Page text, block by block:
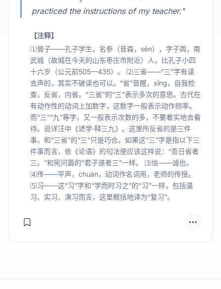
practiced the instructions of my teacher."
【注释】
⑴曾子——孔子学生，名参（音森，sēn），字子舆，南
武城（故城在今天的山东枣庄市附近）人，比孔子小四
十六岁（公元前505—435）。 ⑵三省——“三”字有读
去声的，其实不破读也可以。“省”音醒，xǐng，自我检
查，反省，内省。“三省”的“三”表示多次的意思。古代在
有动作性的动词上加数字，这数字一般表示动作频率。
而“三”“九”等字，又一般表示次数的多，不要着实地去看
待。说详汪中《述学·释三九》。这里所反省的是三件
事，和“三省”的“三”只是巧合。如果这“三”字是指以下三
件事而言，依《论语》的句法便应该这样说：“吾日省者
三。”和宪问篇的“君子道者三”一样。 ⑶信——诚也。
⑷传——平声，chuán，动词作名词用，老师的传授。
⑸习——这“习”字和“学而时习之”的“习”一样，包括温
习、实习、演习而言，这里概括地译为“复习”。